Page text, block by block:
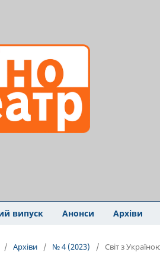
випуск Анонси Архіви
/ Архіви / № 4 (2023) / Світ з